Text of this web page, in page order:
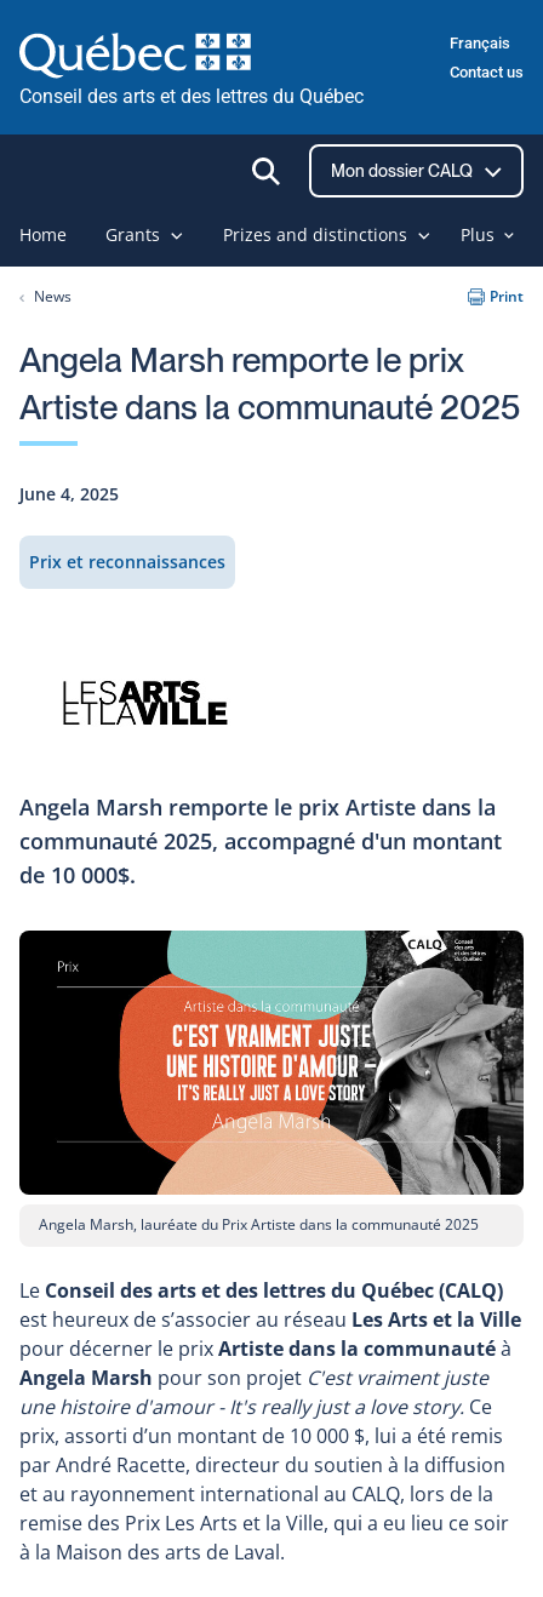
to
content
Conseil des arts et des lettres du Québec
Français
Contact us
Ouvrir
la
recherche
Mon dossier CALQ
Home Grants Prizes and distinctions Plus
News Print
Angela Marsh remporte le prix
Artiste dans la communauté 2025
June 4, 2025
Prix et reconnaissances
Angela Marsh remporte le prix Artiste dans la
communauté 2025, accompagné d'un montant
de 10 000$.
Angela Marsh, lauréate du Prix Artiste dans la communauté 2025
Le Conseil des arts et des lettres du Québec (CALQ)
est heureux de s’associer au réseau Les Arts et la Ville
pour décerner le prixArtiste dans la communautéà
Angela Marsh pour son projet C'est vraiment juste
une histoire d'amour - It's really just a love story. Ce
prix, assorti d’un montant de 10 000 $, lui a été remis
par André Racette, directeur du soutien à la diffusion
et au rayonnement international au CALQ, lors de la
remise des Prix Les Arts et la Ville, qui a eu lieu ce soir
à la Maison des arts de Laval.